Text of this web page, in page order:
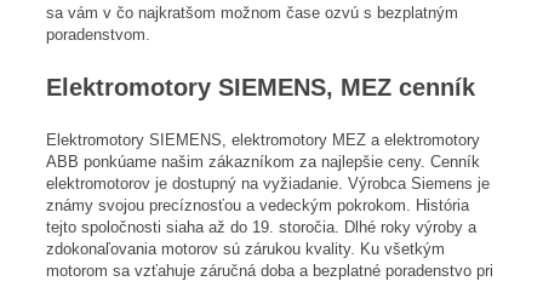
sa vám v čo najkratšom možnom čase ozvú s bezplatným
poradenstvom.
Elektromotory SIEMENS, MEZ cenník
Elektromotory SIEMENS, elektromotory MEZ a elektromotory
ABB ponkúame našim zákazníkom za najlepšie ceny. Cenník
elektromotorov je dostupný na vyžiadanie. Výrobca Siemens je
známy svojou precíznosťou a vedeckým pokrokom. História
tejto spoločnosti siaha až do 19. storočia. Dlhé roky výroby a
zdokonaľovania motorov sú zárukou kvality. Ku všetkým
motorom sa vzťahuje záručná doba a bezplatné poradenstvo pri